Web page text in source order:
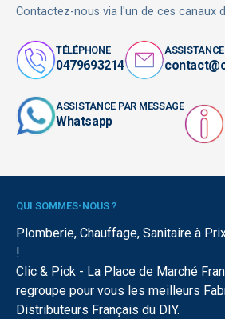
Contactez-nous via l'un de ces canaux
TÉLÉPHONE
0479693214
ASSISTANCE PAR MESSAGE
Whatsapp
QUI SOMMES-NOUS ?
Plomberie, Chauffage, Sanitaire à
!
Clic & Pick - La Place de Marché
regroupe pour vous les meilleurs
Distributeurs Français du DIY.